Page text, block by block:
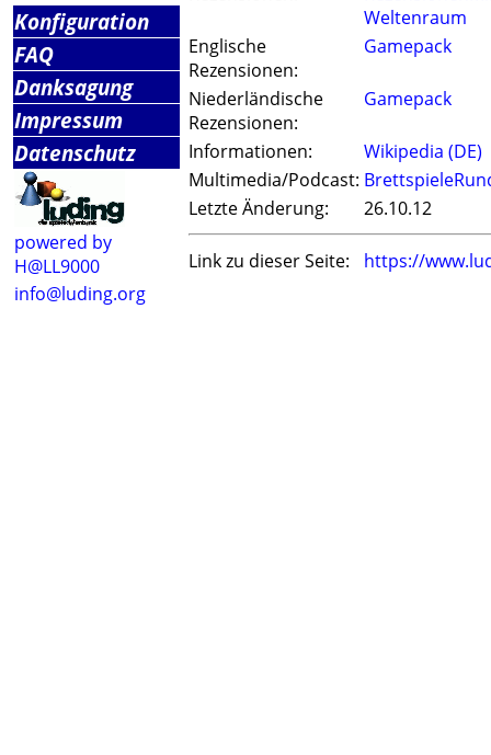
Konfiguration
FAQ
Danksagung
Impressum
Datenschutz
powered by
H@LL9000
info@luding.org
Weltenraum
Englische
Rezensionen:
Gamepack
Niederländische
Rezensionen:
Gamepack
Informationen:
Wikipedia (DE)
Multimedia/Podcast:
Letzte Änderung:
26.10.12
Link zu dieser Seite: https://